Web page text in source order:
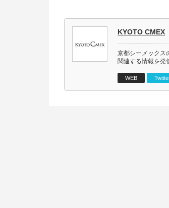
KYOTO CMEX
京都シーメックス
関連する情報を発
WEB